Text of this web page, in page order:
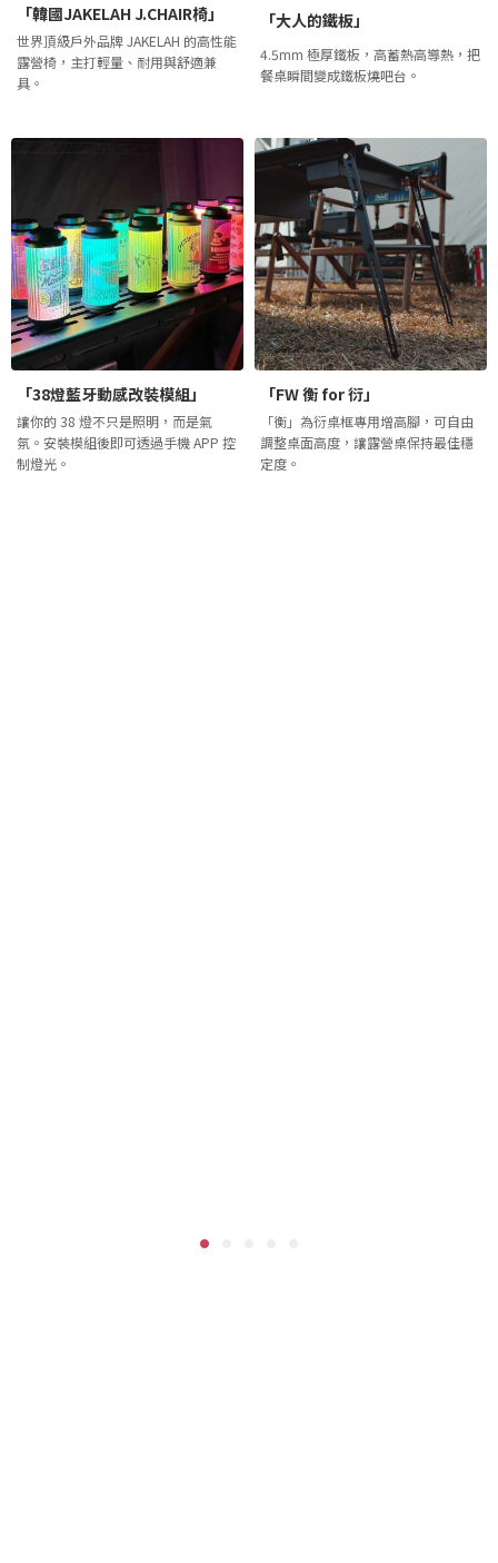
「韓國JAKELAH J.CHAIR椅」
世界頂級戶外品牌 JAKELAH 的高性能
露營椅，主打輕量、耐用與舒適兼
具。
「大人的鐵板」
4.5mm 極厚鐵板，高蓄熱高導熱，把
餐桌瞬間變成鐵板燒吧台。
「38燈藍牙動感改裝模組」
讓你的 38 燈不只是照明，而是氣
氛。安裝模組後即可透過手機 APP 控
制燈光。
「FW 衡 for 衍」
「衡」為衍桌框專用增高腳，可自由
調整桌面高度，讓露營桌保持最佳穩
定度。